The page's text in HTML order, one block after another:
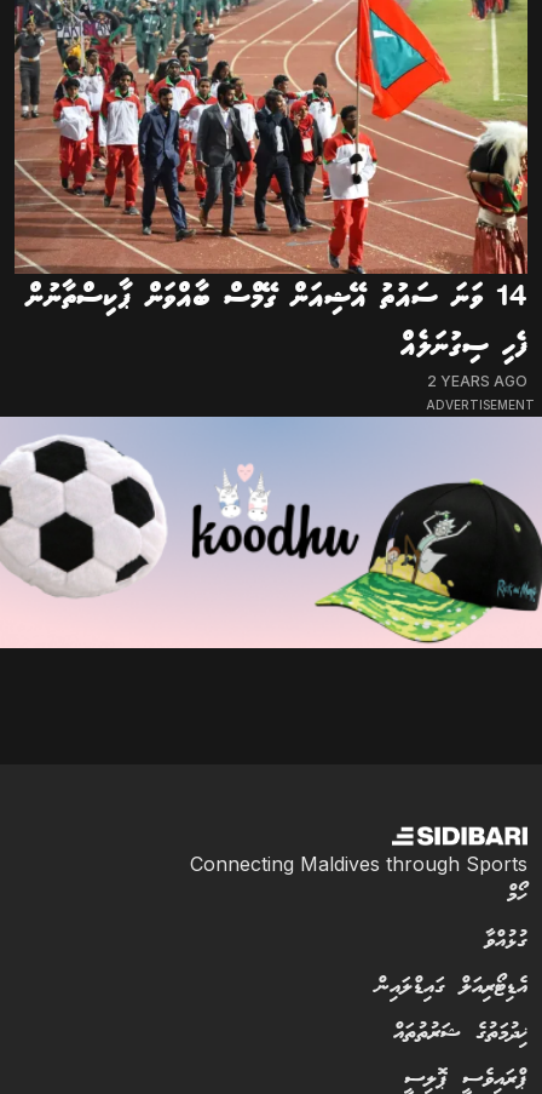
14 ވަނަ ސައުތު އޭޝިއަން ގޭމްސް ބާއްވަން ޕާކިސްތާނުން
ފެހި ސިގުނަލެއް
2 YEARS AGO
ADVERTISEMENT
Connecting Maldives through Sports
ހޯމް
ގުޅުއްވާ
އެޑިޓޯރިއަލް ގައިޑްލައިން
ޚިދުމަތުގެ ޝަރުތުތައް
ޕްރައިވެސީ ޕޮލިސީ